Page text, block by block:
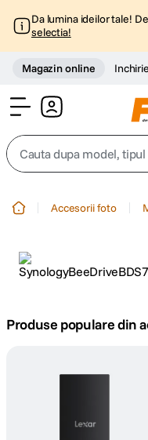
Da lumina ideilor tale!
selectia!
Magazin online
Cauta dupa model, tipul
2. trepied
lavaliera
Accesorii foto
Produse populare din